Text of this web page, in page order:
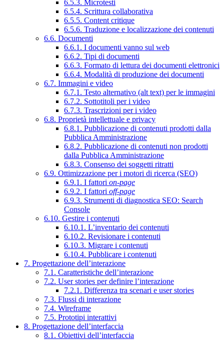
6.5.3. Microtesti
6.5.4. Scrittura collaborativa
6.5.5. Content critique
6.5.6. Traduzione e localizzazione dei contenuti
6.6. Documenti
6.6.1. I documenti vanno sul web
6.6.2. Tipi di documenti
6.6.3. Formato di lettura dei documenti elettronici
6.6.4. Modalità di produzione dei documenti
6.7. Immagini e video
6.7.1. Testo alternativo (alt text) per le immagini
6.7.2. Sottotitoli per i video
6.7.3. Trascrizioni per i video
6.8. Proprietà intellettuale e privacy
6.8.1. Pubblicazione di contenuti prodotti dalla
Pubblica Amministrazione
6.8.2. Pubblicazione di contenuti non prodotti
dalla Pubblica Amministrazione
6.8.3. Consenso dei soggetti ritratti
6.9. Ottimizzazione per i motori di ricerca (SEO)
6.9.1. I fattori on-page
6.9.2. I fattori off-page
6.9.3. Strumenti di diagnostica SEO: Search
Console
6.10. Gestire i contenuti
6.10.1. L’inventario dei contenuti
6.10.2. Revisionare i contenuti
6.10.3. Migrare i contenuti
6.10.4. Pubblicare i contenuti
7. Progettazione dell’interazione
7.1. Caratteristiche dell’interazione
7.2. User stories per definire l’interazione
7.2.1. Differenza tra scenari e user stories
7.3. Flussi di interazione
7.4. Wireframe
7.5. Prototipi interattivi
8. Progettazione dell’interfaccia
8.1. Obiettivi dell’interfaccia